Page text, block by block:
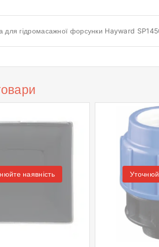
для гідромасажної форсунки Hayward
наявність